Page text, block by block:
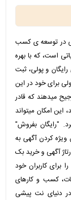
در توسعه ی کسب
است، که با بهره
و پولی، ثبت
برای خود در این
میدهند که قادر
امکان میتواند
"رایگان بفروش"
ویژه کردن آگهی به
آگهی و خرید بک
کاربران خود
کسب و کارهای
در دنیای نت پیشی